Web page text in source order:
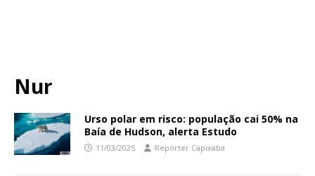
Nur
Urso polar em risco: população cai 50% na
Baía de Hudson, alerta Estudo
11/03/2025 Repórter Capixaba